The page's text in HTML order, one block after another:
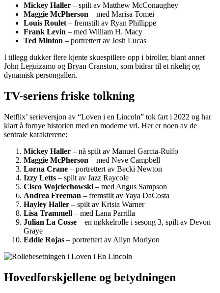
Mickey Haller – spilt av Matthew McConaughey
Maggie McPherson – med Marisa Tomei
Louis Roulet – fremstilt av Ryan Phillippe
Frank Levin – med William H. Macy
Ted Minton – portrettert av Josh Lucas
I tillegg dukker flere kjente skuespillere opp i biroller, blant annet
John Leguizamo og Bryan Cranston, som bidrar til et rikelig og
dynamisk persongalleri.
TV-seriens friske tolkning
Netflix’ serieversjon av “Loven i en Lincoln” tok fart i 2022 og har
klart å fornye historien med en moderne vri. Her er noen av de
sentrale karakterene:
Mickey Haller – nå spilt av Manuel Garcia-Rulfo
Maggie McPherson – med Neve Campbell
Lorna Crane – portrettert av Becki Newton
Izzy Letts – spilt av Jazz Raycole
Cisco Wojciechowski – med Angus Sampson
Andrea Freeman – fremstilt av Yaya DaCosta
Hayley Haller – spilt av Krista Warner
Lisa Trammell – med Lana Parrilla
Julian La Cosse – en nøkkelrolle i sesong 3, spilt av Devon
Graye
Eddie Rojas – portrettert av Allyn Moriyon
Hovedforskjellene og betydningen